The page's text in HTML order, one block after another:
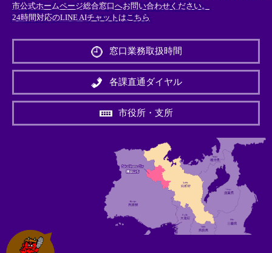
市公式ホームページ総合窓口へお問い合わせください。
24時間対応のLINE AIチャットはこちら
外
リ
ン
＞
窓口業務取扱時間
各課直通ダイヤル
市役所・支所